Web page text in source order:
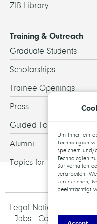
ZIB Library
Training & Outreach
Graduate Students
Scholarships
Trainee Openings
Press
Guided Tours
Alumni
Topics for theses
Legal Notice and Data
Jobs
Contact
Um Ihnen ein
Technologien
speichern und/
Technologien
Surfverhalten
verarbeiten.
zurückziehen,
beeinträchtigt